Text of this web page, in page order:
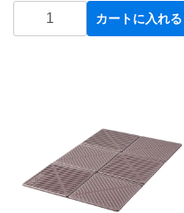
カートに入れる